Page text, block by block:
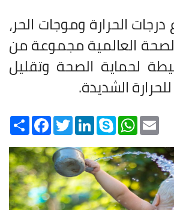
درجات الحرارة وموجات الحر،
العالمية مجموعة من
لحماية الصحة وتقليل
الشديدة.
Share
FacebookTwitterLinkedInSkype
WhatsAppEmail